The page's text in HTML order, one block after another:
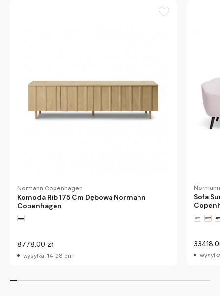
Normann Copenhagen
Komoda Rib 175 Cm Dębowa Normann
Copenhagen
8778.00 zł
wysyłka: 14-28 dni
Sofa